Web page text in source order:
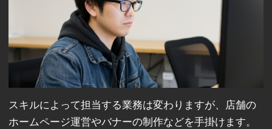
スキルによって担当する業務は変わりますが、店舗の
ホームページ運営やバナーの制作などを手掛けます。